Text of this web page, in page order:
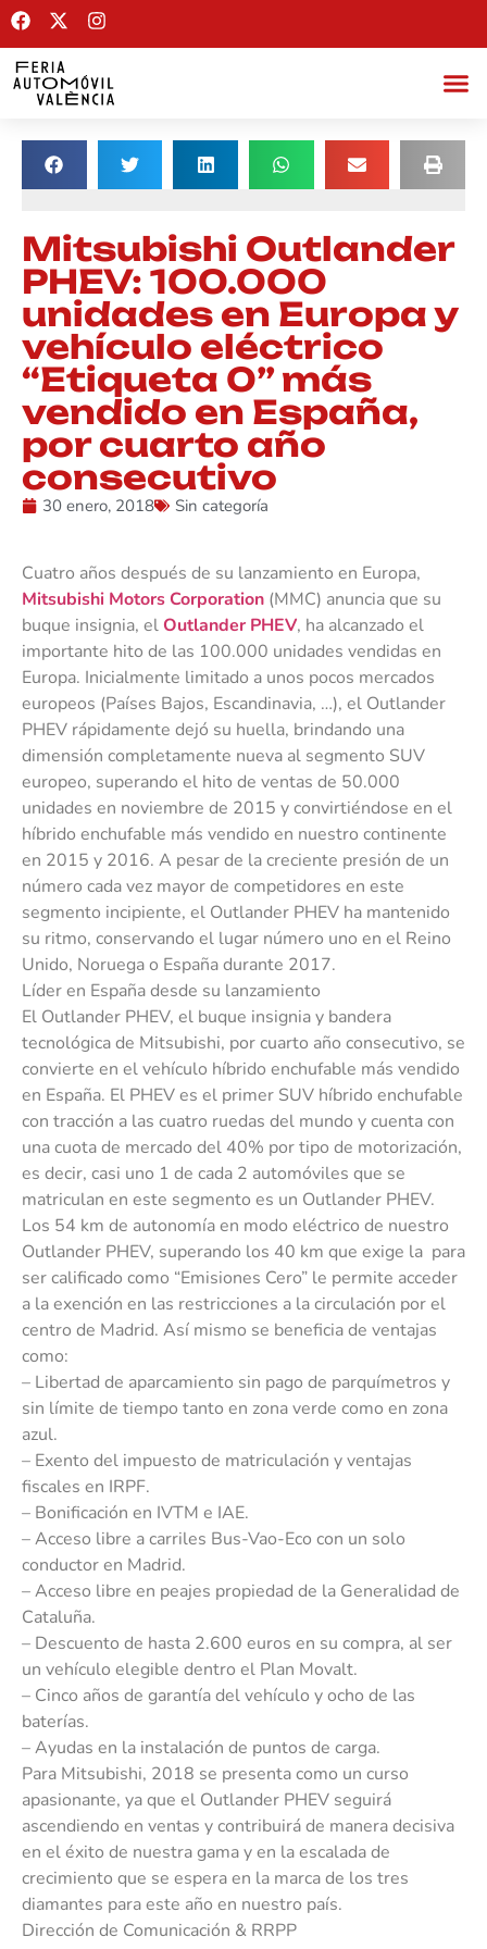
Mitsubishi Outlander
PHEV: 100.000
unidades en Europa y
vehículo eléctrico
“Etiqueta 0” más
vendido en España,
por cuarto año
consecutivo
30 enero, 2018 Sin categoría
Cuatro años después de su lanzamiento en Europa,
Mitsubishi Motors Corporation (MMC) anuncia que su
buque insignia, elOutlander PHEV, ha alcanzado el
importante hito de las 100.000 unidades vendidas en
Europa. Inicialmente limitado a unos pocos mercados
europeos (Países Bajos, Escandinavia, …), el Outlander
PHEV rápidamente dejó su huella, brindando una
dimensión completamente nueva al segmento SUV
europeo, superando el hito de ventas de 50.000
unidades en noviembre de 2015 y convirtiéndose en el
híbrido enchufable más vendido en nuestro continente
en 2015 y 2016. A pesar de la creciente presión de un
número cada vez mayor de competidores en este
segmento incipiente, el Outlander PHEV ha mantenido
su ritmo, conservando el lugar número uno en el Reino
Unido, Noruega o España durante 2017.
Líder en España desde su lanzamiento
El Outlander PHEV, el buque insignia y bandera
tecnológica de Mitsubishi, por cuarto año consecutivo, se
convierte en el vehículo híbrido enchufable más vendido
en España. El PHEV es el primer SUV híbrido enchufable
con tracción a las cuatro ruedas del mundo y cuenta con
una cuota de mercado del 40% por tipo de motorización,
es decir, casi uno 1 de cada 2 automóviles que se
matriculan en este segmento es un Outlander PHEV.
Los 54 km de autonomía en modo eléctrico de nuestro
Outlander PHEV, superando los 40 km que exige la para
ser calificado como “Emisiones Cero” le permite acceder
a la exención en las restricciones a la circulación por el
centro de Madrid. Así mismo se beneficia de ventajas
como:
– Libertad de aparcamiento sin pago de parquímetros y
sin límite de tiempo tanto en zona verde como en zona
azul.
– Exento del impuesto de matriculación y ventajas
fiscales en IRPF.
– Bonificación en IVTM e IAE.
– Acceso libre a carriles Bus-Vao-Eco con un solo
conductor en Madrid.
– Acceso libre en peajes propiedad de la Generalidad de
Cataluña.
– Descuento de hasta 2.600 euros en su compra, al ser
un vehículo elegible dentro el Plan Movalt.
– Cinco años de garantía del vehículo y ocho de las
baterías.
– Ayudas en la instalación de puntos de carga.
Para Mitsubishi, 2018 se presenta como un curso
apasionante, ya que el Outlander PHEV seguirá
ascendiendo en ventas y contribuirá de manera decisiva
en el éxito de nuestra gama y en la escalada de
crecimiento que se espera en la marca de los tres
diamantes para este año en nuestro país.
Dirección de Comunicación & RRPP